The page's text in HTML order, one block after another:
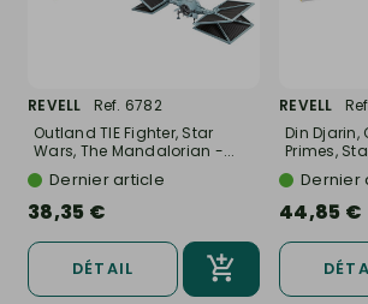
REVELL
Ref. 6782
Outland TIE Fighter, Star
Wars, The Mandalorian -...
Dernier article
38,35 €
DÉTAIL
REVELL
Din
Primes,
Dernier
44,85 €